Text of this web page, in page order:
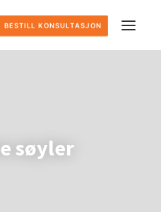
BESTILL KONSULTASJON
søyler